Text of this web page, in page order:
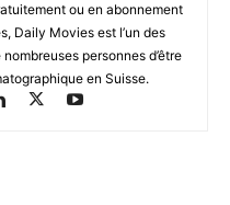
ou en abonnement
Daily Movies est l’un des
personnes d’être
en Suisse.